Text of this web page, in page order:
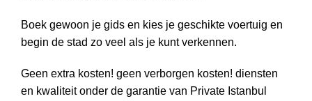
Boek gewoon je gids en kies je geschikte voertuig en
begin de stad zo veel als je kunt verkennen.
Geen extra kosten! geen verborgen kosten! diensten
en kwaliteit onder de garantie van Private Istanbul